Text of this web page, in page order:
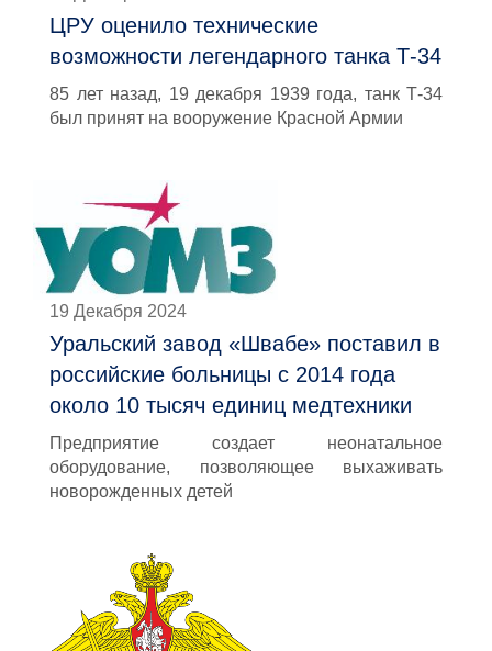
ЦРУ оценило технические
возможности легендарного танка Т-34
85 лет назад, 19 декабря 1939 года, танк Т-34
был принят на вооружение Красной Армии
19 Декабря 2024
Уральский завод «Швабе» поставил в
российские больницы с 2014 года
около 10 тысяч единиц медтехники
Предприятие создает неонатальное
оборудование, позволяющее выхаживать
новорожденных детей